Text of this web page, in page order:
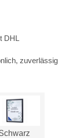
DHL
zuverlässig